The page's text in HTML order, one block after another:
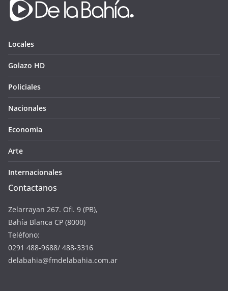
Locales
Golazo HD
Policiales
Nacionales
Economia
Arte
Internacionales
Contactanos
Zelarrayan 267. Ofi. 9 (PB),
Bahía Blanca CP (8000)
Teléfono:
0291 488-9688/ 488-3316
delabahia@fmdelabahia.com.ar